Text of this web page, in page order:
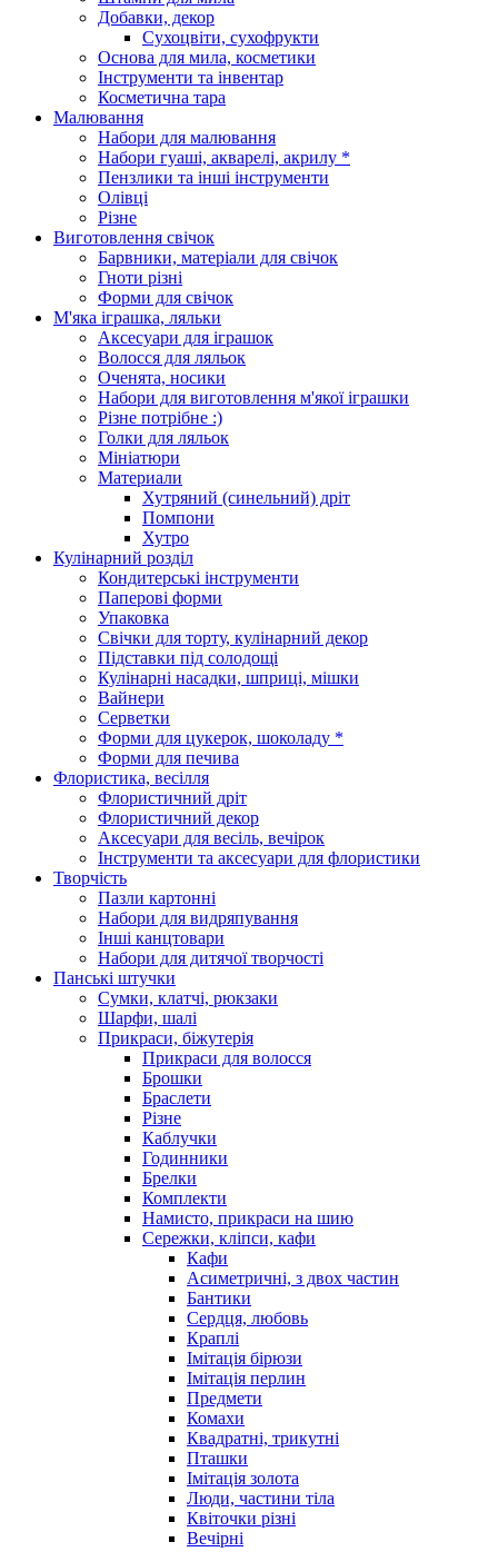
Добавки, декор
Сухоцвіти, сухофрукти
Основа для мила, косметики
Інструменти та інвентар
Косметична тара
Малювання
Набори для малювання
Набори гуаші, акварелі, акрилу *
Пензлики та інші інструменти
Олівці
Різне
Виготовлення свічок
Барвники, матеріали для свічок
Гноти різні
Форми для свічок
М'яка іграшка, ляльки
Аксесуари для іграшок
Волосся для ляльок
Оченята, носики
Набори для виготовлення м'якої іграшки
Різне потрібне :)
Голки для ляльок
Мініатюри
Материали
Хутряний (синельний) дріт
Помпони
Хутро
Кулінарний розділ
Кондитерські інструменти
Паперові форми
Упаковка
Свічки для торту, кулінарний декор
Підставки під солодощі
Кулінарні насадки, шприці, мішки
Вайнери
Серветки
Форми для цукерок, шоколаду *
Форми для печива
Флористика, весілля
Флористичний дріт
Флористичний декор
Аксесуари для весіль, вечірок
Інструменти та аксесуари для флористики
Творчість
Пазли картонні
Набори для видряпування
Інші канцтовари
Набори для дитячої творчості
Панські штучки
Сумки, клатчі, рюкзаки
Шарфи, шалі
Прикраси, біжутерія
Прикраси для волосся
Брошки
Браслети
Різне
Каблучки
Годинники
Брелки
Комплекти
Намисто, прикраси на шию
Сережки, кліпси, кафи
Кафи
Асиметричні, з двох частин
Бантики
Сердця, любовь
Краплі
Імітація бірюзи
Імітація перлин
Предмети
Комахи
Квадратні, трикутні
Пташки
Імітація золота
Люди, частини тіла
Квіточки різні
Вечірні